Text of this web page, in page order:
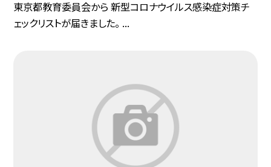
東京都教育委員会から 新型コロナウイルス感染症対策チ
ェックリストが届きました。 ...